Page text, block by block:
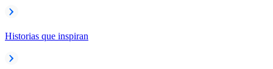
Historias que inspiran